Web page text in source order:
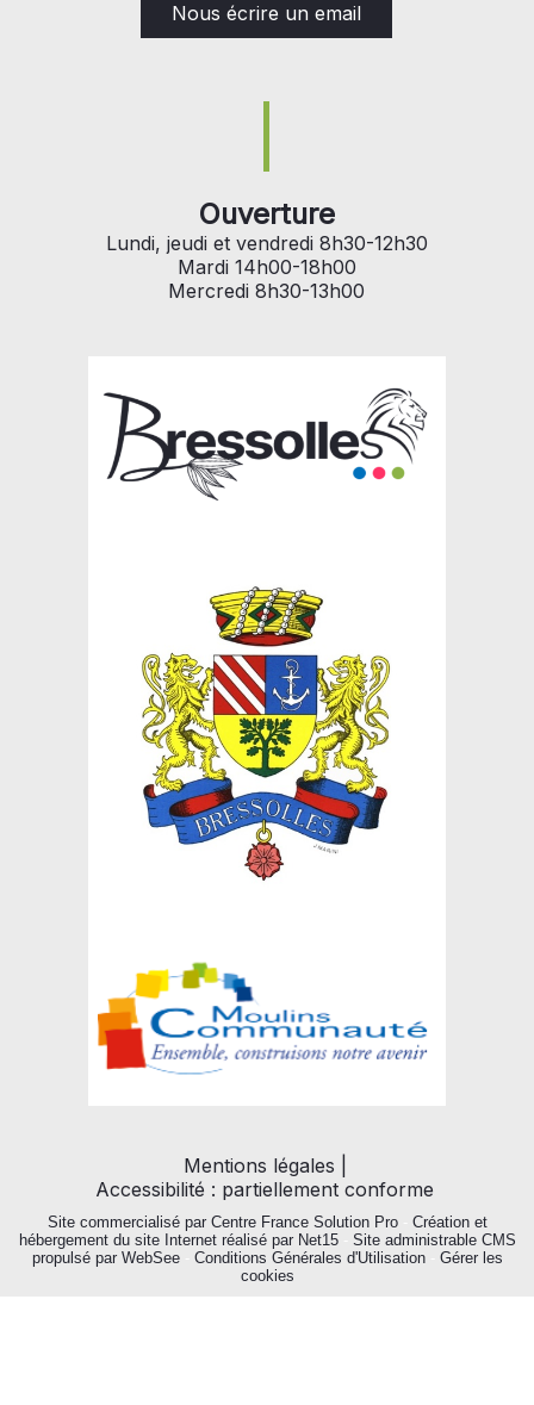
Nous écrire un email
Ouverture
Lundi, jeudi et vendredi 8h30-12h30
Mardi 14h00-18h00
Mercredi 8h30-13h00
Mentions légales
Accessibilité : partiellement conforme
Site commercialisé par Centre France Solution Pro- Création et
hébergement du site Internet réalisé par Net15- Site administrable CMS
propulsé par WebSee- Conditions Générales d'Utilisation- Gérer les
cookies